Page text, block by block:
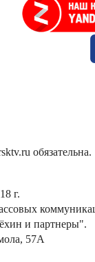
обязательна.
г.
и партнеры".
57А